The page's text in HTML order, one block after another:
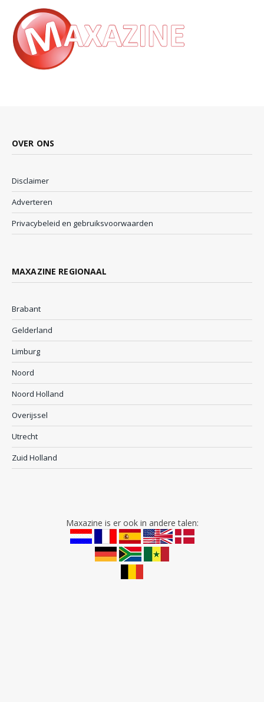
OVER ONS
Disclaimer
Adverteren
Privacybeleid en gebruiksvoorwaarden
MAXAZINE REGIONAAL
Brabant
Gelderland
Limburg
Noord
Noord Holland
Overijssel
Utrecht
Zuid Holland
Maxazine is er ook in andere talen: